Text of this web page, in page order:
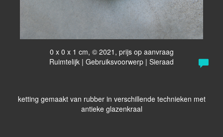
0 x 0 x 1 cm, © 2021, prijs op aanvraag
Ruimtelijk | Gebruiksvoorwerp | Sieraad
ketting gemaakt van rubber in verschillende technieken met
antieke glazenkraal